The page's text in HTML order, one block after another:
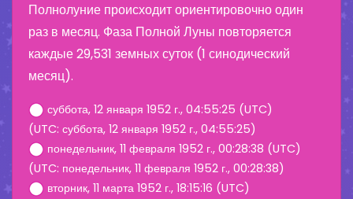
Полнолуние происходит ориентировочно один
раз в месяц. Фаза Полной Луны повторяется
каждые 29,531 земных суток (1 синодический
месяц).
суббота, 12 января 1952 г., 04:55:25 (UTC)
(UTC: суббота, 12 января 1952 г., 04:55:25)
понедельник, 11 февраля 1952 г., 00:28:38 (UTC)
(UTC: понедельник, 11 февраля 1952 г., 00:28:38)
вторник, 11 марта 1952 г., 18:15:16 (UTC)